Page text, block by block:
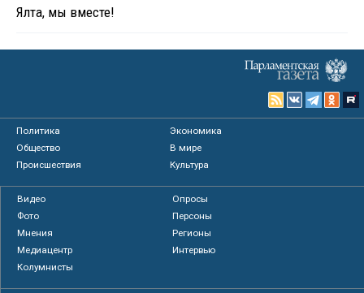
Ялта, мы вместе!
Политика
Экономика
Общество
В мире
Происшествия
Культура
Видео
Опросы
Фото
Персоны
Мнения
Регионы
Медиацентр
Интервью
Колумнисты